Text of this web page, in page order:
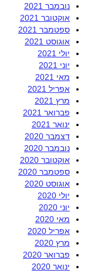
נובמבר 2021
אוקטובר 2021
ספטמבר 2021
אוגוסט 2021
יולי 2021
יוני 2021
מאי 2021
אפריל 2021
מרץ 2021
פברואר 2021
ינואר 2021
דצמבר 2020
נובמבר 2020
אוקטובר 2020
ספטמבר 2020
אוגוסט 2020
יולי 2020
יוני 2020
מאי 2020
אפריל 2020
מרץ 2020
פברואר 2020
ינואר 2020